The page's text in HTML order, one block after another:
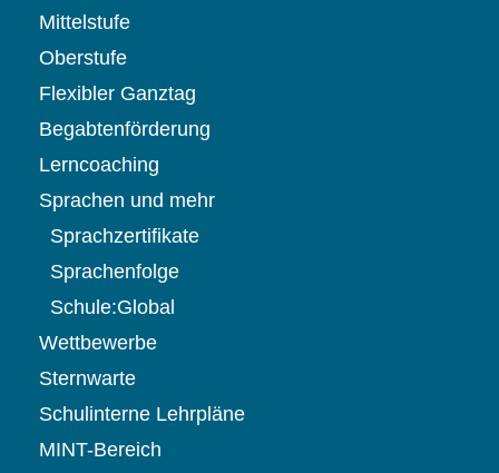
Mittelstufe
Oberstufe
Flexibler Ganztag
Begabtenförderung
Lerncoaching
Sprachen und mehr
Sprachzertifikate
Sprachenfolge
Schule:Global
Wettbewerbe
Sternwarte
Schulinterne Lehrpläne
MINT-Bereich